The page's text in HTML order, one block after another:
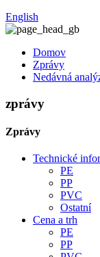
English
Domov
Zprávy
Nedávná
zprávy
Zprávy
Technické
PE
PP
PVC
Ostatní
Cena a trh
PE
PP